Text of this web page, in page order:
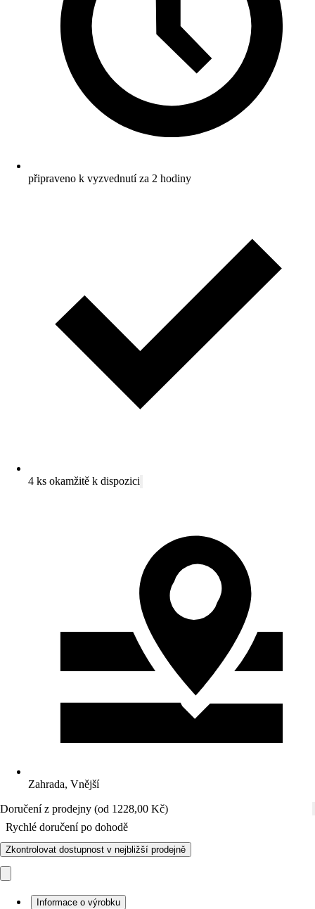
připraveno k vyzvednutí za 2 hodiny
4 ks okamžitě k dispozici
Zahrada, Vnější
Doručení z prodejny (od 1228,00 Kč)
Rychlé doručení po dohodě
Zkontrolovat dostupnost v nejbližší prodejně
Informace o výrobku